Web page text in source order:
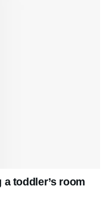
toddler’s room